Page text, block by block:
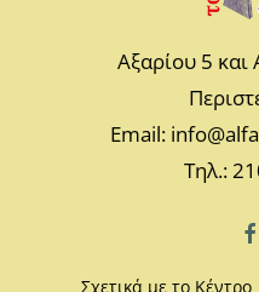
Αξαρίου 5
Email:
Τηλ.:
Σχετικά με το Κέντρο